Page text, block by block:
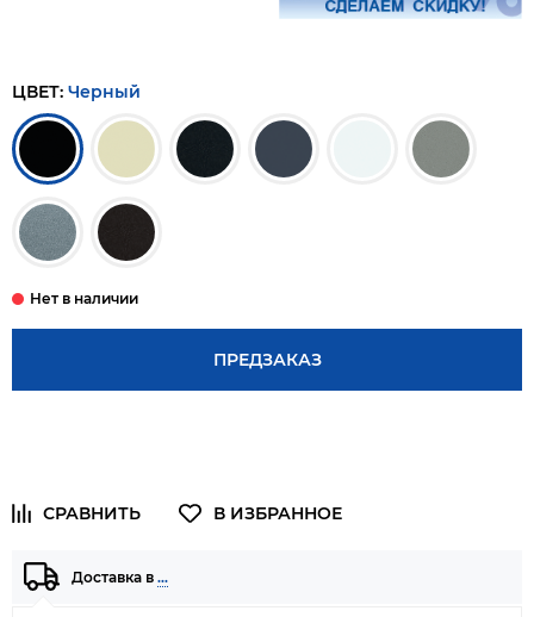
ЦВЕТ: Черный
ПРЕДЗАКАЗ
Доставка в …